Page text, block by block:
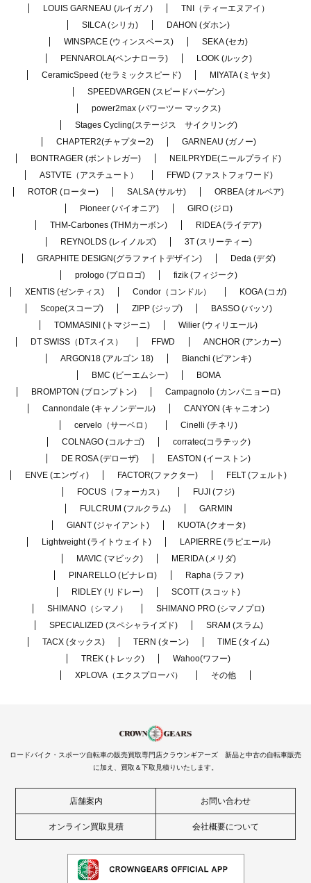
LOUIS GARNEAU (ルイガノ)
TNI（ティーエヌアイ）
SILCA (シリカ)
DAHON (ダホン)
WINSPACE (ウィンスペース)
SEKA (セカ)
PENNAROLA(ペンナローラ)
LOOK (ルック)
CeramicSpeed (セラミックスピード)
MIYATA (ミヤタ)
SPEEDVARGEN (スピードバーゲン)
power2max (パワーツー マックス)
Stages Cycling(ステージス サイクリング)
CHAPTER2(チャプター2)
GARNEAU (ガノー)
BONTRAGER (ボントレガー)
NEILPRYDE(ニールプライド)
ASTVTE（アスチュート）
FFWD (ファストフォワード)
ROTOR (ローター)
SALSA (サルサ)
ORBEA (オルベア)
Pioneer (パイオニア)
GIRO (ジロ)
THM-Carbones (THMカーボン)
RIDEA (ライデア)
REYNOLDS (レイノルズ)
3T (スリーティー)
GRAPHITE DESIGN(グラファイトデザイン)
Deda (デダ)
prologo (プロロゴ)
fizik (フィジーク)
XENTIS (ゼンティス)
Condor（コンドル）
KOGA (コガ)
Scope(スコープ)
ZIPP (ジップ)
BASSO (バッソ)
TOMMASINI (トマジーニ)
Wilier (ウィリエール)
DT SWISS（DTスイス）
FFWD
ANCHOR (アンカー)
ARGON18 (アルゴン 18)
Bianchi (ビアンキ)
BMC (ビーエムシー)
BOMA
BROMPTON (ブロンプトン)
Campagnolo (カンパニョーロ)
Cannondale (キャノンデール)
CANYON (キャニオン)
cervelo（サーベロ）
Cinelli (チネリ)
COLNAGO (コルナゴ)
corratec(コラテック)
DE ROSA (デローザ)
EASTON (イーストン)
ENVE (エンヴィ)
FACTOR(ファクター)
FELT (フェルト)
FOCUS（フォーカス）
FUJI (フジ)
FULCRUM (フルクラム)
GARMIN
GIANT (ジャイアント)
KUOTA (クオータ)
Lightweight (ライトウェイト)
LAPIERRE (ラピエール)
MAVIC (マビック)
MERIDA (メリダ)
PINARELLO (ピナレロ)
Rapha (ラファ)
RIDLEY (リドレー)
SCOTT (スコット)
SHIMANO（シマノ）
SHIMANO PRO (シマノプロ)
SPECIALIZED (スペシャライズド)
SRAM (スラム)
TACX (タックス)
TERN (ターン)
TIME (タイム)
TREK (トレック)
Wahoo(ワフー)
XPLOVA（エクスプローバ）
その他
ロードバイク・スポーツ自転車の販売買取専門店クラウンギアーズ 新品と中古の自転車販売
に加え、買取＆下取見積りいたします。
店舗案内 お問い合わせ
オンライン買取見積 会社概要について